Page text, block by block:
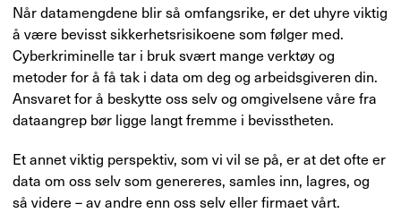
Når datamengdene blir så omfangsrike, er det uhyre viktig
å være bevisst sikkerhetsrisikoene som følger med.
Cyberkriminelle tar i bruk svært mange verktøy og
metoder for å få tak i data om deg og arbeidsgiveren din.
Ansvaret for å beskytte oss selv og omgivelsene våre fra
dataangrep bør ligge langt fremme i bevisstheten.
Et annet viktig perspektiv, som vi vil se på, er at det ofte er
data om oss selv som genereres, samles inn, lagres, og
så videre – av andre enn oss selv eller firmaet vårt.